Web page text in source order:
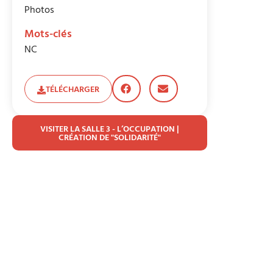
Photos
Mots-clés
NC
TÉLÉCHARGER
VISITER LA SALLE 3 - L’OCCUPATION |
CRÉATION DE "SOLIDARITÉ"